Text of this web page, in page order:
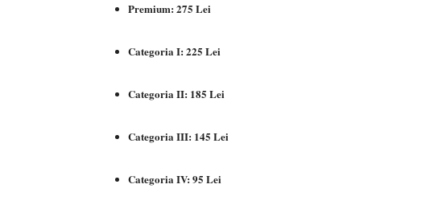
Premium: 275 Lei
Categoria I: 225 Lei
Categoria II: 185 Lei
Categoria III: 145 Lei
Categoria IV: 95 Lei